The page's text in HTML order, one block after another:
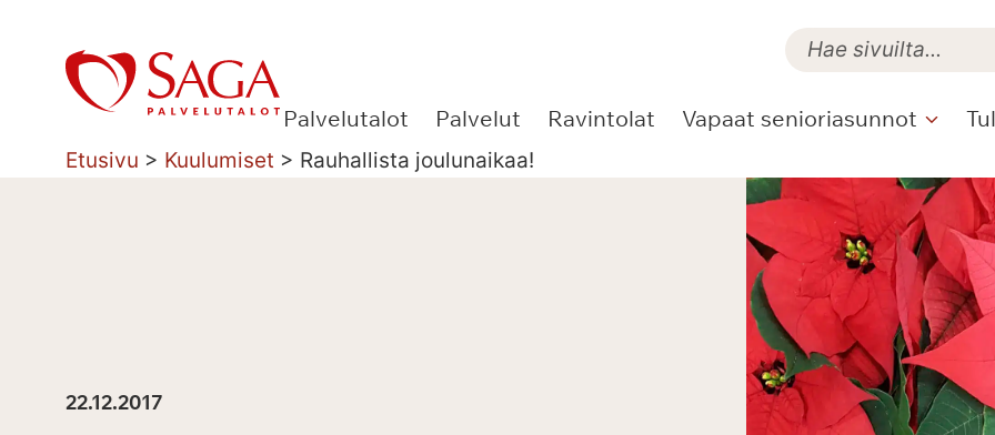
sisältöön
Palvelutalot Palvelut Ravintolat Vapaat senioriasunnot
Etusivu > Kuulumiset > Rauhallista joulunaikaa!
22.12.2017